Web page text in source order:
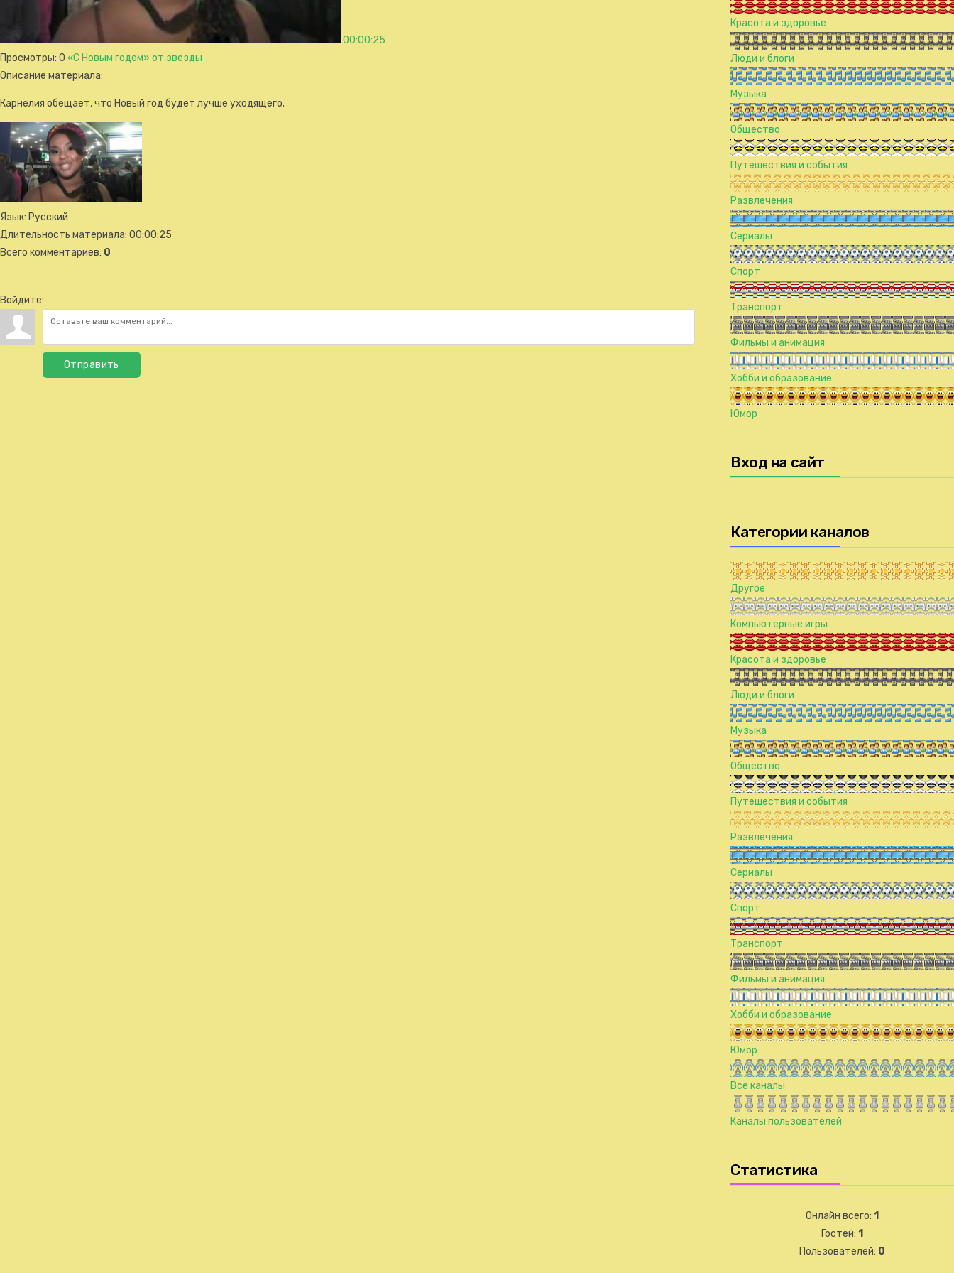
00:00:25
Просмотры: 0 «С Новым годом» от звезды
Описание материала:
Карнелия обещает, что Новый год будет лучше уходящего.
Язык: Русский
Длительность материала: 00:00:25
Всего комментариев: 0
Войдите:
Отправить
Красота и здоровье
Люди и блоги
Музыка
Общество
Путешествия и события
Развлечения
Сериалы
Спорт
Транспорт
Фильмы и анимация
Хобби и образование
Юмор
Вход на сайт
Категории каналов
Другое
Компьютерные игры
Красота и здоровье
Люди и блоги
Музыка
Общество
Путешествия и события
Развлечения
Сериалы
Спорт
Транспорт
Фильмы и анимация
Хобби и образование
Юмор
Все каналы
Каналы пользователей
Статистика
Онлайн всего: 1
Гостей: 1
Пользователей: 0